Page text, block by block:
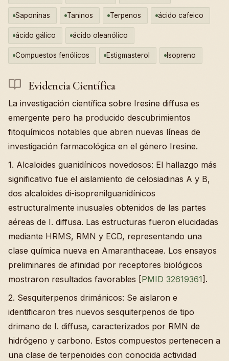
Saponinas Taninos Terpenos ácido cafeico
ácido gálico ácido oleanólico
Compuestos fenólicos Estigmasterol Isopreno
Evidencia Científica
La investigación científica sobre Iresine diffusa es
emergente pero ha producido descubrimientos
fitoquímicos notables que abren nuevas líneas de
investigación farmacológica en el género Iresine.
1. Alcaloides guanidínicos novedosos: El hallazgo más
significativo fue el aislamiento de celosiadinas A y B,
dos alcaloides di-isoprenilguanidínicos
estructuralmente inusuales obtenidos de las partes
aéreas de I. diffusa. Las estructuras fueron elucidadas
mediante HRMS, RMN y ECD, representando una
clase química nueva en Amaranthaceae. Los ensayos
preliminares de afinidad por receptores biológicos
mostraron resultados favorables [PMID 32619361].
2. Sesquiterpenos drimánicos: Se aislaron e
identificaron tres nuevos sesquiterpenos de tipo
drimano de I. diffusa, caracterizados por RMN de
hidrógeno y carbono. Estos compuestos pertenecen a
una clase de terpenoides con conocida actividad